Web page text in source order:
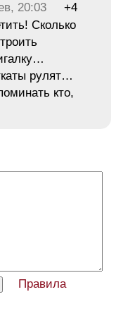
20:03
+4
Сколько
рулят…
кто,
Правила